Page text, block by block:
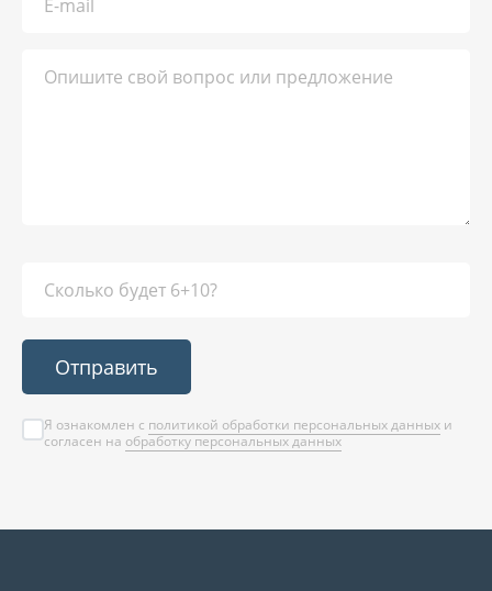
Отправить
Я ознакомлен с политикой обработки персональных данных и
согласен на обработку персональных данных